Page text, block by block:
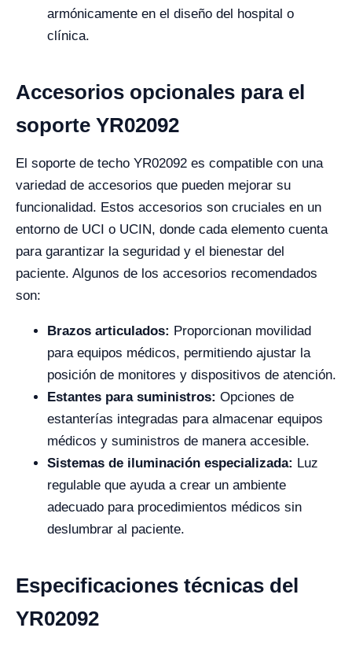
armónicamente en el diseño del hospital o
clínica.
Accesorios opcionales para el
soporte YR02092
El soporte de techo YR02092 es compatible con una
variedad de accesorios que pueden mejorar su
funcionalidad. Estos accesorios son cruciales en un
entorno de UCI o UCIN, donde cada elemento cuenta
para garantizar la seguridad y el bienestar del
paciente. Algunos de los accesorios recomendados
son:
Brazos articulados: Proporcionan movilidad
para equipos médicos, permitiendo ajustar la
posición de monitores y dispositivos de atención.
Estantes para suministros: Opciones de
estanterías integradas para almacenar equipos
médicos y suministros de manera accesible.
Sistemas de iluminación especializada: Luz
regulable que ayuda a crear un ambiente
adecuado para procedimientos médicos sin
deslumbrar al paciente.
Especificaciones técnicas del
YR02092